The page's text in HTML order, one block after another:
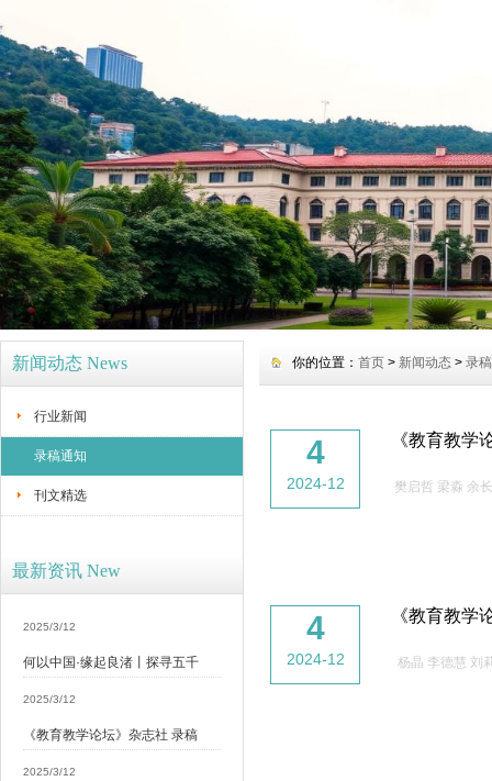
新闻动态 News
行业新闻
录稿通知
刊文精选
最新资讯 New
2025/3/12
何以中国·缘起良渚丨探寻五千
2025/3/12
《教育教学论坛》杂志社 录稿
2025/3/12
你的位置： 首页 > 新闻动态 > 录
4
2024-12
《教育教
樊启哲 梁淼 余
4
2024-12
《教育教
杨晶 李德慧 刘